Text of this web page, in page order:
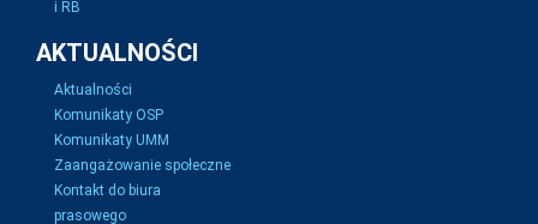
i RB
AKTUALNOŚCI
Aktualności
Komunikaty OSP
Komunikaty UMM
Zaangażowanie społeczne
Kontakt do biura
prasowego